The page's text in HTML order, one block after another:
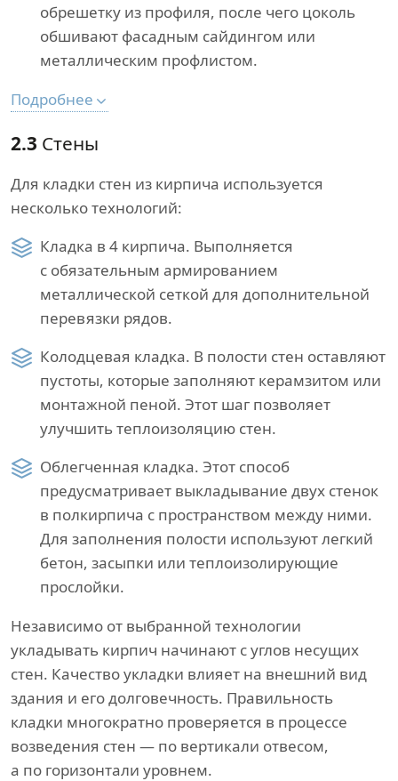
обрешетку из профиля, после чего цоколь
обшивают фасадным сайдингом или
металлическим профлистом.
Подробнее
2.3 Стены
Для кладки стен из кирпича используется
несколько технологий:
Кладка в 4 кирпича. Выполняется
с обязательным армированием
металлической сеткой для дополнительной
перевязки рядов.
Колодцевая кладка. В полости стен оставляют
пустоты, которые заполняют керамзитом или
монтажной пеной. Этот шаг позволяет
улучшить теплоизоляцию стен.
Облегченная кладка. Этот способ
предусматривает выкладывание двух стенок
в полкирпича с пространством между ними.
Для заполнения полости используют легкий
бетон, засыпки или теплоизолирующие
прослойки.
Независимо от выбранной технологии
укладывать кирпич начинают с углов несущих
стен. Качество укладки влияет на внешний вид
здания и его долговечность. Правильность
кладки многократно проверяется в процессе
возведения стен — по вертикали отвесом,
а по горизонтали уровнем.